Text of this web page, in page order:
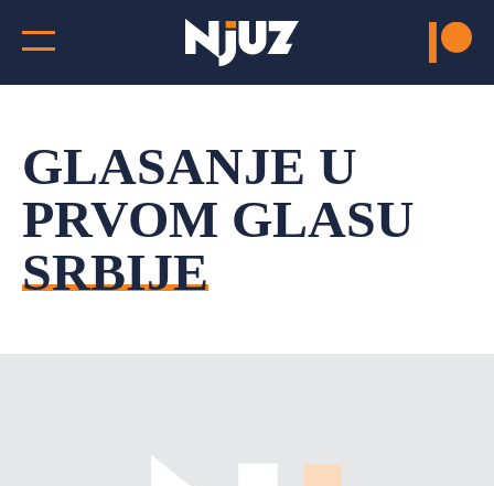
GLASANJE U
PRVOM GLASU
SRBIJE